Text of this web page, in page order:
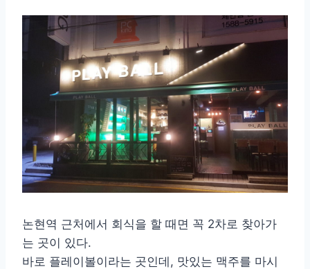
논현역 근처에서 회식을 할 때면 꼭 2차로 찾아가
는 곳이 있다.
바로 플레이볼이라는 곳인데, 맛있는 맥주를 마시